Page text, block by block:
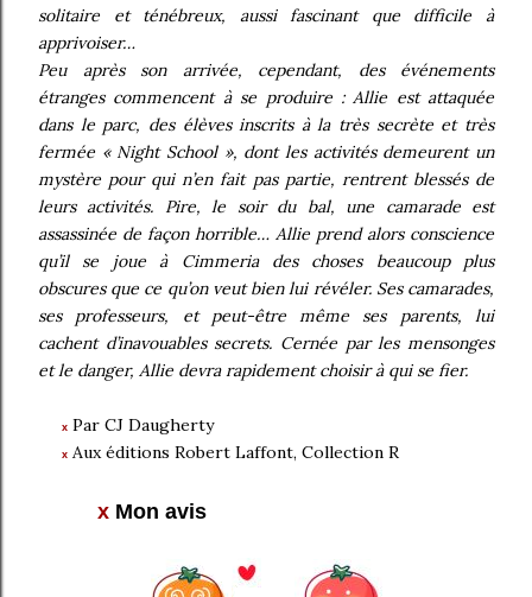
solitaire et ténébreux, aussi fascinant que difficile à
apprivoiser…
Peu après son arrivée, cependant, des événements
étranges commencent à se produire : Allie est attaquée
dans le parc, des élèves inscrits à la très secrète et très
fermée « Night School », dont les activités demeurent un
mystère pour qui n’en fait pas partie, rentrent blessés de
leurs activités. Pire, le soir du bal, une camarade est
assassinée de façon horrible… Allie prend alors conscience
qu’il se joue à Cimmeria des choses beaucoup plus
obscures que ce qu’on veut bien lui révéler. Ses camarades,
ses professeurs, et peut-être même ses parents, lui
cachent d’inavouables secrets. Cernée par les mensonges
et le danger, Allie devra rapidement choisir à qui se fier.
x Par CJ Daugherty
x Aux éditions Robert Laffont, Collection R
x Mon avis